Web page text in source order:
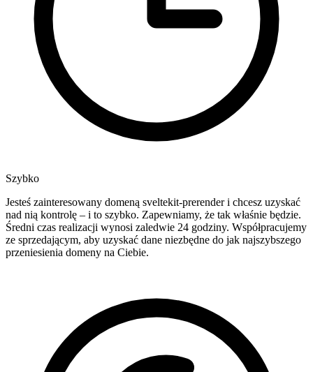
Szybko
Jesteś zainteresowany domeną sveltekit-prerender i chcesz uzyskać
nad nią kontrolę – i to szybko. Zapewniamy, że tak właśnie będzie.
Średni czas realizacji wynosi zaledwie 24 godziny. Współpracujemy
ze sprzedającym, aby uzyskać dane niezbędne do jak najszybszego
przeniesienia domeny na Ciebie.